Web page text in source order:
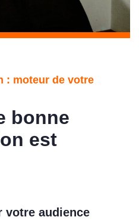
: moteur de votre
bonne
est
votre audience